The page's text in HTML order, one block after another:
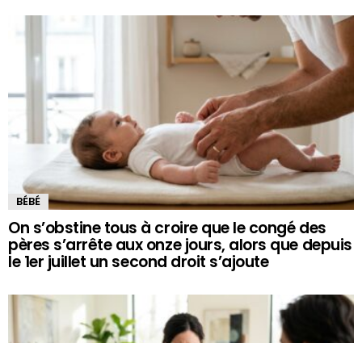
BÉBÉ
On s’obstine tous à croire que le congé des
pères s’arrête aux onze jours, alors que depuis
le 1er juillet un second droit s’ajoute